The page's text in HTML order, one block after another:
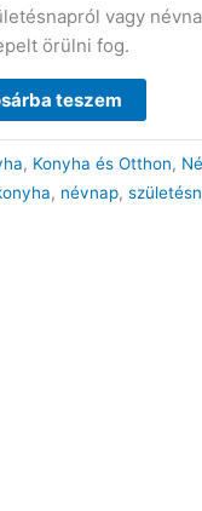
vagy
örülni fog.
teszem
, Konyha és Otthon,
, névnap,